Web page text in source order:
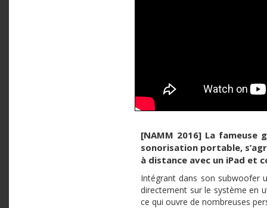
[NAMM 2016] La fameuse
sonorisation portable,
à distance avec un iPad et
Intégrant dans son subwoofer
directement sur le système en
ce qui ouvre de nombreuses